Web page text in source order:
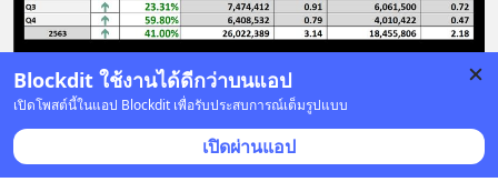
บันทึก
@Newss • ติดตาม
27 ก.พ. 2024 เวลา 13:48 • หุ้น & เศรษฐกิจ
Blockdit ใช้งานได้ดีกว่าบนแอป
เปิดโพสต์นี้ในแอป Blockdit เพื่อรับประสบการณ์เต็มรูปแบบ
เปิดผ่านแอป